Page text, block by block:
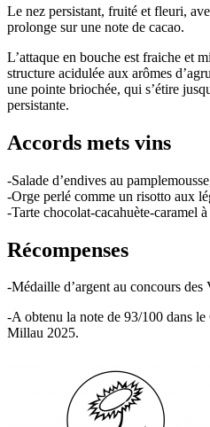
Le nez persistant, fruité et fleuri,
prolonge sur une note de cacao.
L’attaque en bouche est fraiche et
structure acidulée aux arômes
une pointe briochée, qui s’étire
persistante.
Accords mets vins
-Salade d’endives au
-Orge perlé comme un risotto aux
-Tarte chocolat-cacahuète-caramel
Récompenses
-Médaille d’argent au concours
-A obtenu la note de 93/100 dans
Millau 2025.